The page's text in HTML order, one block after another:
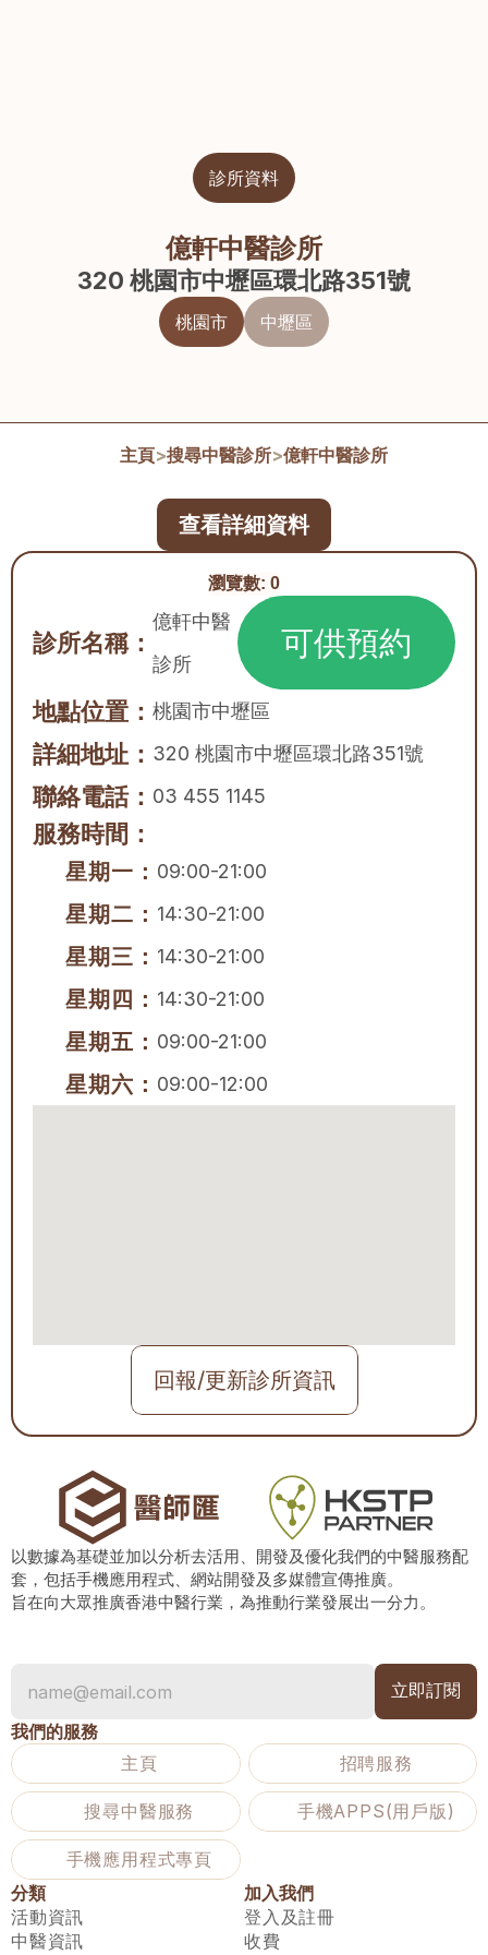
診所資料
億軒中醫診所
320 桃園市中壢區環北路351號
桃園市 中壢區
主頁>搜尋中醫診所>億軒中醫診所
瀏覽數: 0
診所名稱：
億軒中醫
診所
可供預約
地點位置： 桃園市中壢區
詳細地址： 320 桃園市中壢區環北路351號
聯絡電話： 03 455 1145
服務時間：
星期一： 09:00-21:00
星期二： 14:30-21:00
星期三： 14:30-21:00
星期四： 14:30-21:00
星期五： 09:00-21:00
星期六： 09:00-12:00
回報/更新診所資訊
查看詳細資料
以數據為基礎並加以分析去活用、開發及優化我們的中醫服務配
套，包括手機應用程式、網站開發及多媒體宣傳推廣。
旨在向大眾推廣香港中醫行業，為推動行業發展出一分力。
我們的服務
主頁
招聘服務
搜尋中醫服務 手機APPS(用戶版)
手機應用程式專頁
分類
活動資訊
中醫資訊
加入我們
登入及註冊
收費